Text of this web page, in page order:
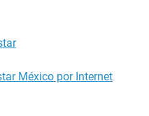
México por Internet